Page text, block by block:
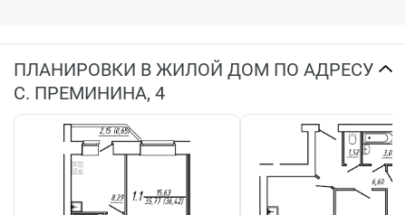
ПЛАНИРОВКИ В ЖИЛОЙ ДОМ ПО АДРЕСУ
С. ПРЕМИНИНА, 4